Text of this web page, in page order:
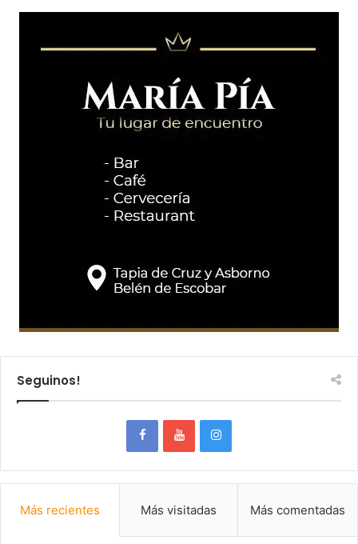
Seguinos!
Más recientes Más visitadas Más comentadas